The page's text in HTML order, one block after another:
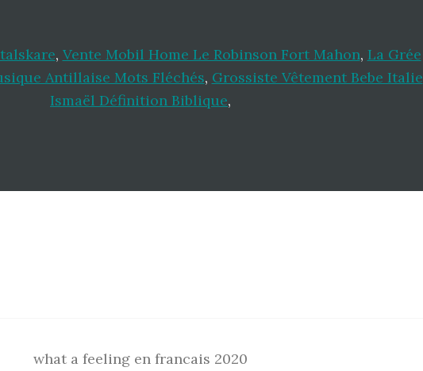
, Vente Mobil Home Le Robinson Fort Mahon, La Grée
Antillaise Mots Fléchés, Grossiste Vêtement Bebe Italie
Ismaël Définition Biblique,
what a feeling en francais 2020